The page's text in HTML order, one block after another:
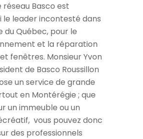
réseau Basco est
le leader incontesté dans
du Québec, pour le
et la réparation
fenêtres. Monsieur Yvon
de Basco Roussillon
un service de grande
en Montérégie ; que
un immeuble ou un
vous pouvez donc
des professionnels